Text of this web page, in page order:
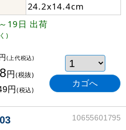
24.2x14.4cm
～19日 出荷
)
(上代税込)
円(税抜)
円(税込)
10655601795